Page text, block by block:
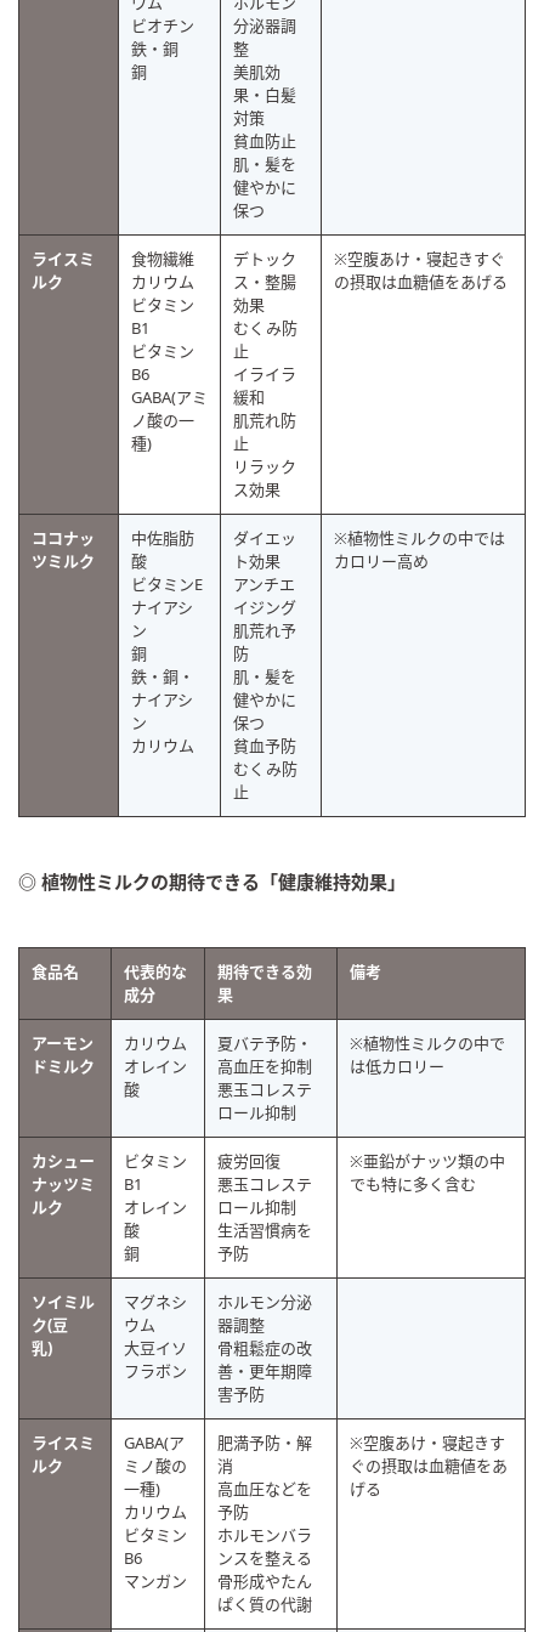
ビオチン
鉄・銅
銅
分泌器調
整
美肌効
果・白髪
対策
貧血防止
肌・髪を
健やかに
保つ
ライスミ
ルク
食物繊維
カリウム
ビタミン
B1
ビタミン
B6
GABA(アミ
ノ酸の一
種)
デトック
ス・整腸
効果
むくみ防
止
イライラ
緩和
肌荒れ防
止
リラック
ス効果
※空腹あけ・寝起きすぐ
の摂取は血糖値をあげる
ココナッ
ツミルク
中佐脂肪
酸
ビタミンE
ナイアシ
ン
銅
鉄・銅・
ナイアシ
ン
カリウム
ダイエッ
ト効果
アンチエ
イジング
肌荒れ予
防
肌・髪を
健やかに
保つ
貧血予防
むくみ防
止
※植物性ミルクの中では
カロリー高め
◎ 植物性ミルクの期待できる「健康維持効果」
食品名
代表的な
成分
期待できる効
果
備考
アーモン
ドミルク
カリウム
オレイン
酸
夏バテ予防・
高血圧を抑制
悪玉コレステ
ロール抑制
※植物性ミルクの中で
は低カロリー
カシュー
ナッツミ
ルク
ビタミン
B1
オレイン
酸
銅
疲労回復
悪玉コレステ
ロール抑制
生活習慣病を
予防
※亜鉛がナッツ類の中
でも特に多く含む
ソイミル
ク(豆
乳)
マグネシ
ウム
大豆イソ
フラボン
ホルモン分泌
器調整
骨粗鬆症の改
善・更年期障
害予防
ライスミ
ルク
GABA(ア
ミノ酸の
一種)
カリウム
ビタミン
B6
マンガン
肥満予防・解
消
高血圧などを
予防
ホルモンバラ
ンスを整える
骨形成やたん
ぱく質の代謝
※空腹あけ・寝起きす
ぐの摂取は血糖値をあ
げる